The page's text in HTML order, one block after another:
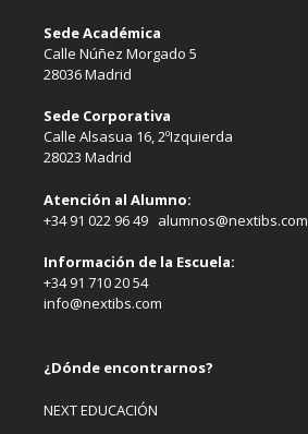
Sede Académica
Calle Núñez Morgado 5
28036 Madrid
Sede Corporativa
Calle Alsasua 16, 2ºIzquierda
28023 Madrid
Atención al Alumno:
+34 91 022 96 49 alumnos@nextibs.com
Información de la Escuela:
+34 91 710 20 54
info@nextibs.com
¿Dónde encontrarnos?
NEXT EDUCACIÓN